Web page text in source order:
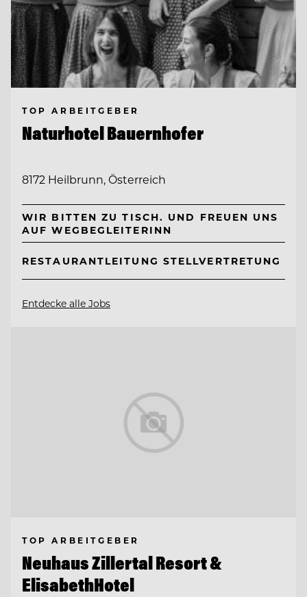
TOP ARBEITGEBER
Naturhotel Bauernhofer
8172 Heilbrunn, Österreich
WIR BITTEN ZU TISCH. UND FREUEN UNS
AUF WEGBEGLEITERINN
RESTAURANTLEITUNG STELLVERTRETUNG
Entdecke alle Jobs
TOP ARBEITGEBER
Neuhaus Zillertal Resort &
ElisabethHotel